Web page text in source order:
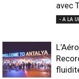
avec
- A LA